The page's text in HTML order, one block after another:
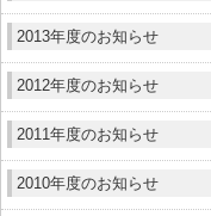
2013年度のお知らせ
2012年度のお知らせ
2011年度のお知らせ
2010年度のお知らせ